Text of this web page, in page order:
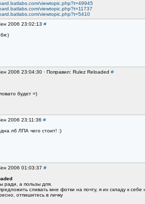
viewtopic.php?t=49945
viewtopic.php?t=11737
viewtopic.php?t=5410
2006 23:02:13 #
2006 23:04:30 · Поправил: Rulez Reloaded #
будет =)
2006 23:11:36 #
лб ЛПА чего стоит! :)
2006 01:03:37 #
ради, а пользы для.
сливать мне фотки на почту, я их складу к
отпишитесь в личку